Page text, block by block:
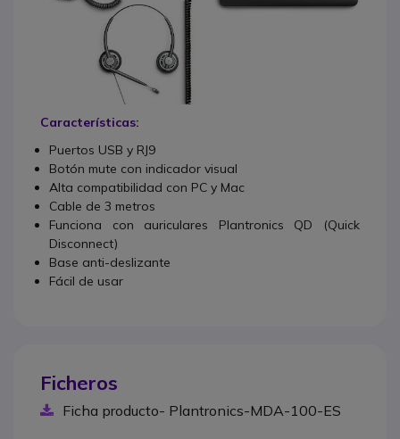
Características:
Puertos USB y RJ9
Botón mute con indicador visual
Alta compatibilidad con PC y Mac
Cable de 3 metros
Funciona con auriculares Plantronics QD (Quick
Disconnect)
Base anti-deslizante
Fácil de usar
Ficheros
Ficha producto- Plantronics-MDA-100-ES